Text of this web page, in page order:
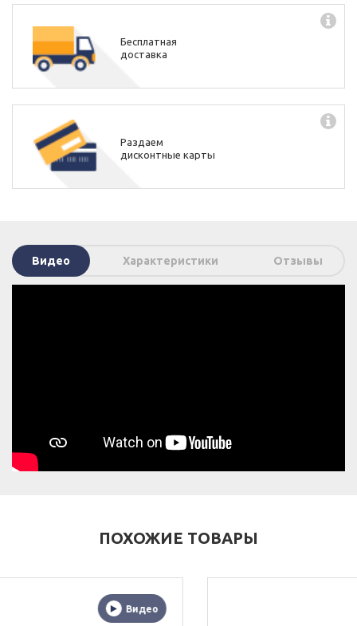
Бесплатная
доставка
Раздаем
дисконтные карты
Видео Характеристики Отзывы
ПОХОЖИЕ ТОВАРЫ